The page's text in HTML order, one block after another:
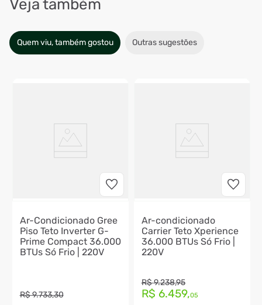
Veja também
Quem viu, também gostou Outras sugestões
Ar-Condicionado Gree
Piso Teto Inverter G-
Prime Compact 36.000
BTUs Só Frio | 220V
R$9.733,30
Ar-condicionado
Carrier Teto Xperience
36.000 BTUs Só Frio |
220V
R$ 6.459,05
R$9.238,95